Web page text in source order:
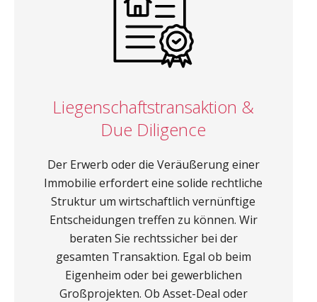
Liegenschaftstransaktion &
Due Diligence
Der Erwerb oder die Veräußerung einer
Immobilie erfordert eine solide rechtliche
Struktur um wirtschaftlich vernünftige
Entscheidungen treffen zu können. Wir
beraten Sie rechtssicher bei der
gesamten Transaktion. Egal ob beim
Eigenheim oder bei gewerblichen
Großprojekten. Ob Asset-Deal oder